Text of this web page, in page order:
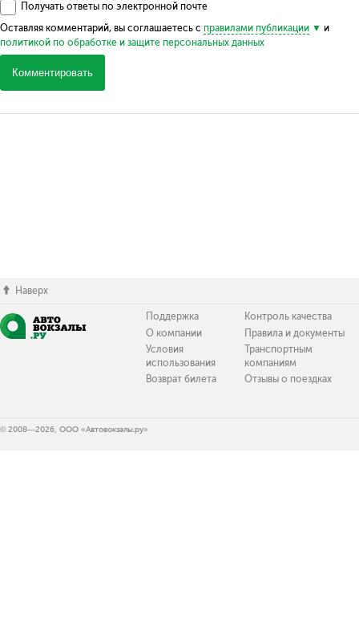
Получать ответы по электронной почте
Оставляя комментарий, вы соглашаетесь с правилами публикации
и
политикой по обработке и защите персональных данных
Комментировать
Наверх
Поддержка
О компании
Условия
использования
Возврат билета
Контроль качества
Правила и документы
Транспортным
компаниям
Отзывы о поездках
© 2008—2026, ООО «Автовокзалы.ру»